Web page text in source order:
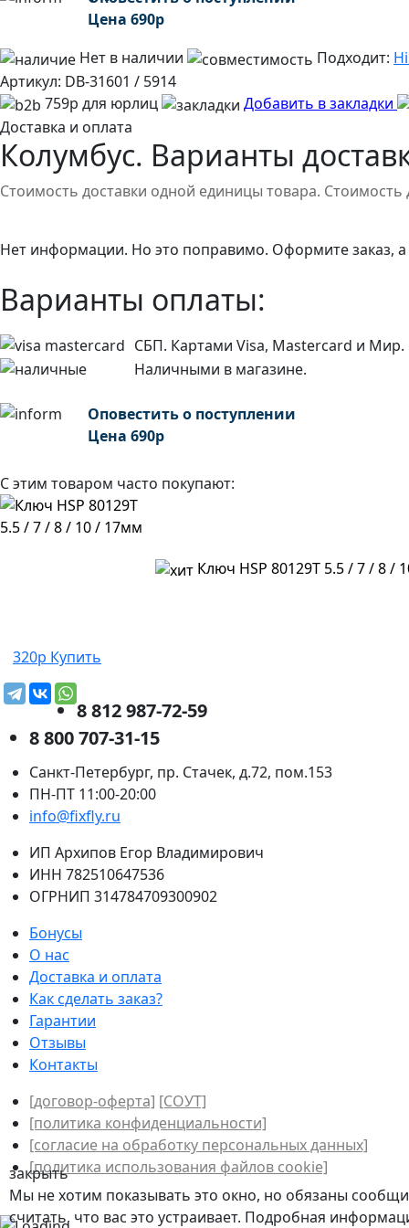
закрыть
Мы не хотим показывать это окно, но обязаны
считать, что вас это устраивает. Подробная
Цена 690р
Нет в наличии
Подходит:
Артикул: DB-31601 / 5914
759р для юрлиц
Добавить в закладки
Доставка и оплата
Колумбус. Варианты
Стоимость доставки одной единицы товара.
Нет информации. Но это поправимо. Оформите заказ,
Варианты оплаты:
СБП. Картами Visa, Mastercard и Мир.
Наличными в магазине.
Оповестить о поступлении
Цена 690р
С этим товаром часто покупают:
Ключ HSP 80129T 5.5 / 7 / 8 /
320р Купить
8 812 987-72-59
8 800 707-31-15
Санкт-Петербург, пр. Стачек, д.72, пом.153
ПН-ПТ 11:00-20:00
info@fixfly.ru
ИП Архипов Егор Владимирович
ИНН 782510647536
ОГРНИП 314784709300902
Бонусы
О нас
Доставка и оплата
Как сделать заказ?
Гарантии
Отзывы
Контакты
[договор-оферта] [СОУТ]
[политикa конфиденциальности]
[согласие на обработку персональных данных]
[политика использования файлов сookie]